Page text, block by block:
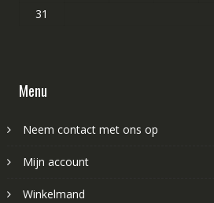
31
Menu
Neem contact met ons op
Mijn account
Winkelmand